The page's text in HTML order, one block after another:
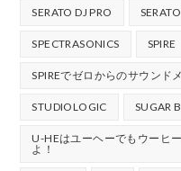
SERATO DJ PRO
SPECTRASONICS SPIRE
SPIREでゼロからのサウンド
STUDIOLOGIC SUGAR
U-HEはユーヘーでもウーヒ
よ！